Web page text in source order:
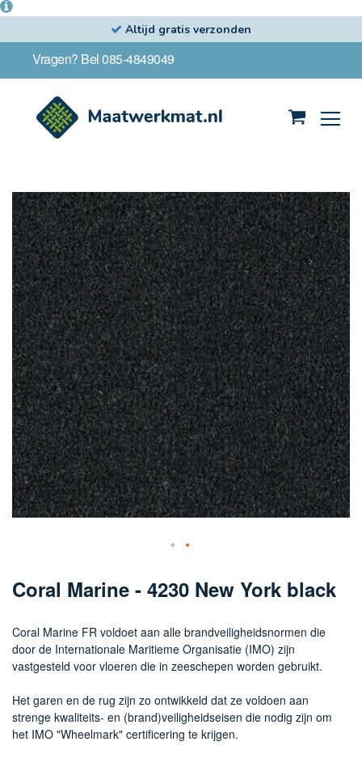
Altijd gratis verzonden
Vragen? Bel 085-4849049
Ga
naar
het
einde
van
de
afbeeldingen-
gallerij
naar
het
van
de
afbeeldingen-
Coral Marine - 4230 New York black
Coral Marine FR voldoet aan alle brandveiligheidsnormen die
door de Internationale Maritieme Organisatie (IMO) zijn
vastgesteld voor vloeren die in zeeschepen worden gebruikt.
Het garen en de rug zijn zo ontwikkeld dat ze voldoen aan
strenge kwaliteits- en (brand)veiligheidseisen die nodig zijn om
het IMO "Wheelmark" certificering te krijgen.